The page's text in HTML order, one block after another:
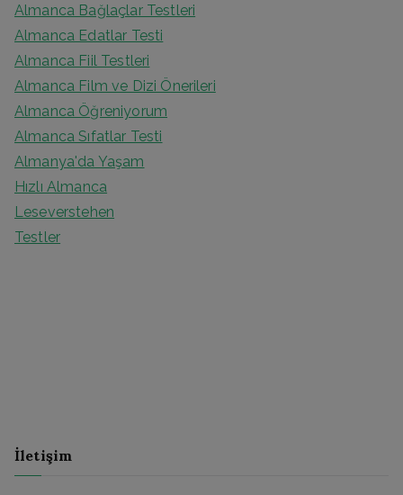
Almanca Bağlaçlar Testleri
Almanca Edatlar Testi
Almanca Fiil Testleri
Almanca Film ve Dizi Önerileri
Almanca Öğreniyorum
Almanca Sıfatlar Testi
Almanya'da Yaşam
Hızlı Almanca
Leseverstehen
Testler
İletişim